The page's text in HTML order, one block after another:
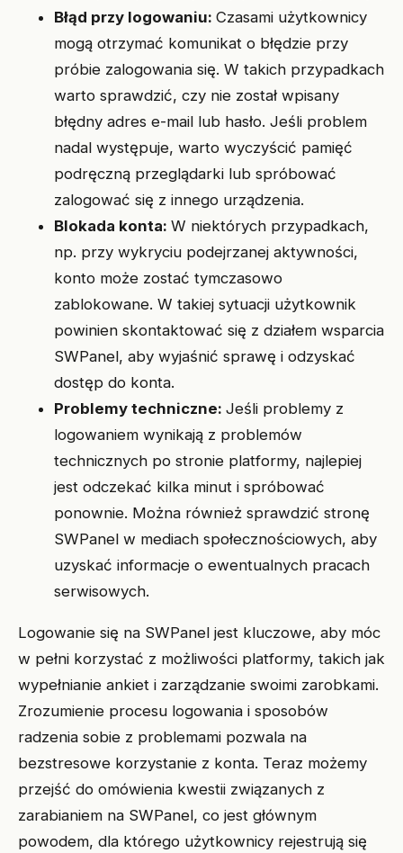
Błąd przy logowaniu: Czasami użytkownicy
mogą otrzymać komunikat o błędzie przy
próbie zalogowania się. W takich przypadkach
warto sprawdzić, czy nie został wpisany
błędny adres e-mail lub hasło. Jeśli problem
nadal występuje, warto wyczyścić pamięć
podręczną przeglądarki lub spróbować
zalogować się z innego urządzenia.
Blokada konta: W niektórych przypadkach,
np. przy wykryciu podejrzanej aktywności,
konto może zostać tymczasowo
zablokowane. W takiej sytuacji użytkownik
powinien skontaktować się z działem wsparcia
SWPanel, aby wyjaśnić sprawę i odzyskać
dostęp do konta.
Problemy techniczne: Jeśli problemy z
logowaniem wynikają z problemów
technicznych po stronie platformy, najlepiej
jest odczekać kilka minut i spróbować
ponownie. Można również sprawdzić stronę
SWPanel w mediach społecznościowych, aby
uzyskać informacje o ewentualnych pracach
serwisowych.
Logowanie się na SWPanel jest kluczowe, aby móc
w pełni korzystać z możliwości platformy, takich jak
wypełnianie ankiet i zarządzanie swoimi zarobkami.
Zrozumienie procesu logowania i sposobów
radzenia sobie z problemami pozwala na
bezstresowe korzystanie z konta. Teraz możemy
przejść do omówienia kwestii związanych z
zarabianiem na SWPanel, co jest głównym
powodem, dla którego użytkownicy rejestrują się